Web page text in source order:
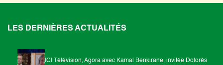
LES DERNIÈRES ACTUALITÉS
ICI Télévision, Agora avec Kamal Benkirane, invitée Dolorès